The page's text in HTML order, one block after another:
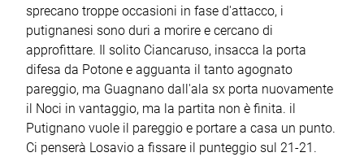
sprecano troppe occasioni in fase d'attacco, i
putignanesi sono duri a morire e cercano di
approfittare. Il solito Ciancaruso, insacca la porta
difesa da Potone e agguanta il tanto agognato
pareggio, ma Guagnano dall'ala sx porta nuovamente
il Noci in vantaggio, ma la partita non è finita. il
Putignano vuole il pareggio e portare a casa un punto.
Ci penserà Losavio a fissare il punteggio sul 21-21.